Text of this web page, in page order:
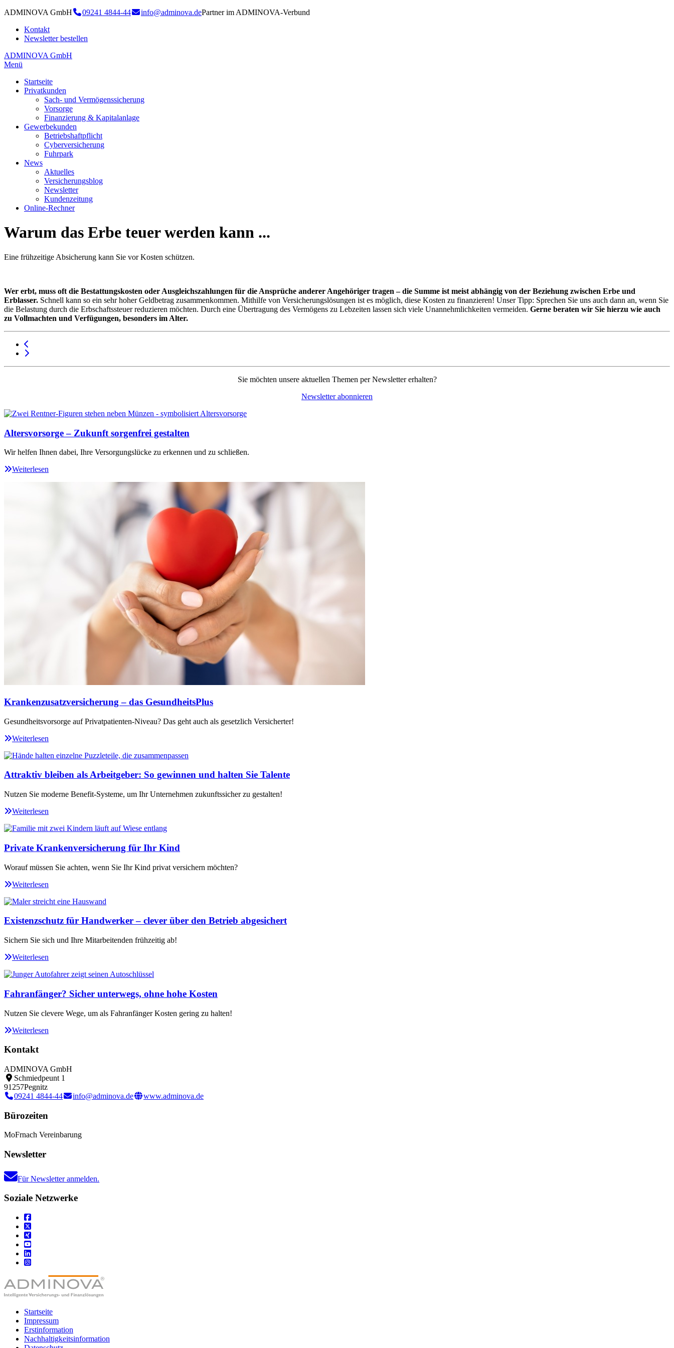
ADMINOVA GmbH 09241 4844-44 info@adminova.dePartner im ADMINOVA-Verbund
Kontakt
Newsletter bestellen
ADMINOVA GmbH
Menü
Startseite
Privatkunden
Sach- und Vermögenssicherung
Vorsorge
Finanzierung & Kapitalanlage
Gewerbekunden
Betriebshaftpflicht
Cyberversicherung
Fuhrpark
News
Aktuelles
Versicherungsblog
Newsletter
Kundenzeitung
Online-Rechner
Warum das Erbe teuer werden kann ...
Eine frühzeitige Absicherung kann Sie vor Kosten schützen.
Wer erbt, muss oft die Bestattungskosten oder Ausgleichszahlungen für die Ansprüche anderer Angehöriger tragen – die Summe ist meist abhängig von der Beziehung zwischen Erbe und
Erblasser. Schnell kann so ein sehr hoher Geldbetrag zusammenkommen. Mithilfe von Versicherungslösungen ist es möglich, diese Kosten zu finanzieren! Unser Tipp: Sprechen Sie uns auch dann an, wenn Sie
die Belastung durch die Erbschaftssteuer reduzieren möchten. Durch eine Übertragung des Vermögens zu Lebzeiten lassen sich viele Unannehmlichkeiten vermeiden. Gerne beraten wir Sie hierzu wie auch
zu Vollmachten und Verfügungen, besonders im Alter.
Sie möchten unsere aktuellen Themen per Newsletter erhalten?
Newsletter abonnieren
Altersvorsorge – Zukunft sorgenfrei gestalten
Wir helfen Ihnen dabei, Ihre Versorgungslücke zu erkennen und zu schließen.
Weiterlesen
Krankenzusatzversicherung – das GesundheitsPlus
Gesundheitsvorsorge auf Privatpatienten-Niveau? Das geht auch als gesetzlich Versicherter!
Weiterlesen
Attraktiv bleiben als Arbeitgeber: So gewinnen und halten Sie Talente
Nutzen Sie moderne Benefit-Systeme, um Ihr Unternehmen zukunftssicher zu gestalten!
Weiterlesen
Private Krankenversicherung für Ihr Kind
Worauf müssen Sie achten, wenn Sie Ihr Kind privat versichern möchten?
Weiterlesen
Existenzschutz für Handwerker – clever über den Betrieb abgesichert
Sichern Sie sich und Ihre Mitarbeitenden frühzeitig ab!
Weiterlesen
Fahranfänger? Sicher unterwegs, ohne hohe Kosten
Nutzen Sie clevere Wege, um als Fahranfänger Kosten gering zu halten!
Weiterlesen
Kontakt
ADMINOVA GmbH
Schmiedpeunt 1
91257Pegnitz
09241 4844-44
info@adminova.de www.adminova.de
Bürozeiten
MoFrnach Vereinbarung
Newsletter
Für Newsletter anmelden.
Soziale Netzwerke
Startseite
Impressum
Erstinformation
Nachhaltigkeitsinformation